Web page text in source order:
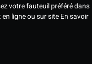
votre fauteuil préféré dans
ligne ou sur siteEn savoir